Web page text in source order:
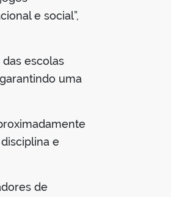
e social”,
escolas
uma
e
de